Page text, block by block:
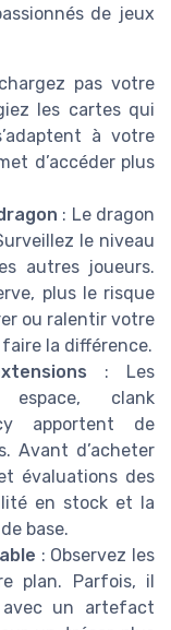
de jeux
pas votre
les cartes qui
à votre
d’accéder plus
: Le dragon
le niveau
autres joueurs.
plus le risque
ou ralentir votre
la différence.
: Les
espace, clank
apportent de
Avant d’acheter
évaluations des
en stock et la
base.
: Observez les
plan. Parfois, il
un artefact